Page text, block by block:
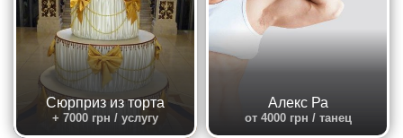
Сюрприз из торта
+ 7000 грн / услугу
Алекс Ра
от 4000 грн / танец